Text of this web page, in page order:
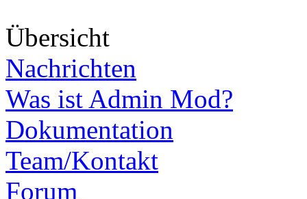
Übersicht
Nachrichten
Was ist Admin Mod?
Dokumentation
Team/Kontakt
Forum